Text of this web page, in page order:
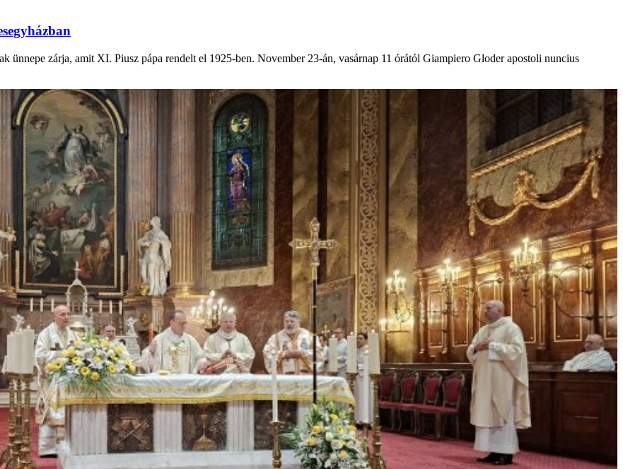
zárja, amit XI. Piusz pápa rendelt el 1925-ben. November 23-án, vasárnap 11 órától Giampiero Gloder apostoli nuncius